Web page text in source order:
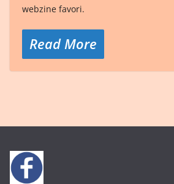
webzine favori.
Read More